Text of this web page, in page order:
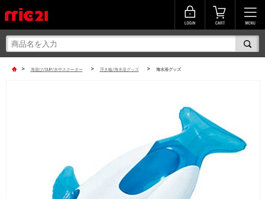
> 海遊び/SUP/水中スクーター > 浮き輪/海水浴グッズ > 海水浴グッズ